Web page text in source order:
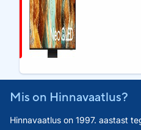
Mis on Hinnavaatlus?
Hinnavaatlus on 1997. aastast